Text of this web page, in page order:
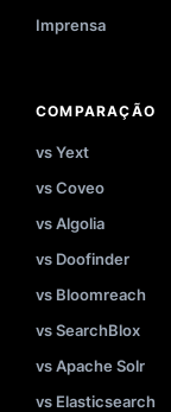
Imprensa
COMPARAÇÃO
vs Yext
vs Coveo
vs Algolia
vs Doofinder
vs Bloomreach
vs SearchBlox
vs Apache Solr
vs Elasticsearch